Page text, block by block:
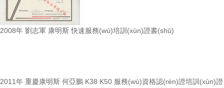
2008年 劉志軍 康明斯 快速服務(wù)培訓(xùn)證書(shū)
2011年 重慶康明斯 何亞鵬 K38 K50 服務(wù)資格認(rèn)證培訓(xùn)證